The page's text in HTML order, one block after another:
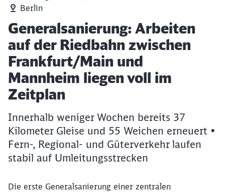
Berlin
Artikel:
Generalsanierung: Arbeiten
auf der Riedbahn zwischen
Frankfurt/Main und
Mannheim liegen voll im
Zeitplan
Innerhalb weniger Wochen bereits 37
Kilometer Gleise und 55 Weichen erneuert •
Fern-, Regional- und Güterverkehr laufen
stabil auf Umleitungsstrecken
Die erste Generalsanierung einer zentralen